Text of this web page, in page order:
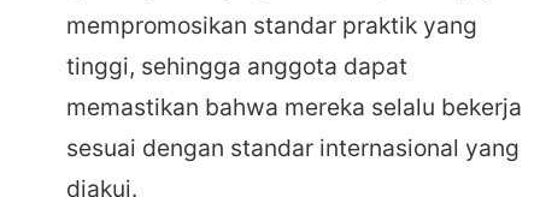
mempromosikan standar praktik yang
tinggi, sehingga anggota dapat
memastikan bahwa mereka selalu bekerja
sesuai dengan standar internasional yang
diakui.